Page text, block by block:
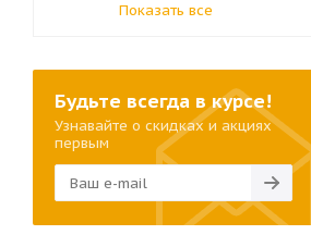
Показать все
Будьте всегда в курсе!
Узнавайте о скидках и акциях
первым